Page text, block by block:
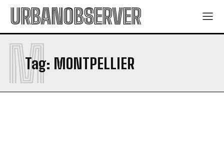
URBANOBSERVER
Tag: MONTPELLIER
M